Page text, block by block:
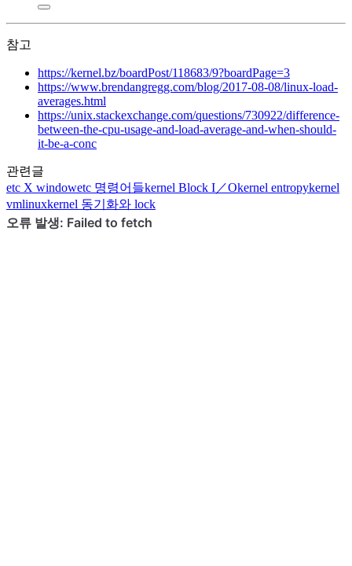
참고
https://kernel.bz/boardPost/118683/9?boardPage=3
https://www.brendangregg.com/blog/2017-08-08/linux-load-
averages.html
https://unix.stackexchange.com/questions/730922/difference-
between-the-cpu-usage-and-load-average-and-when-should-
it-be-a-conc
관련글
etc X windowetc 명령어들kernel Block I／Okernel entropykernel
vmlinuxkernel 동기화와 lock